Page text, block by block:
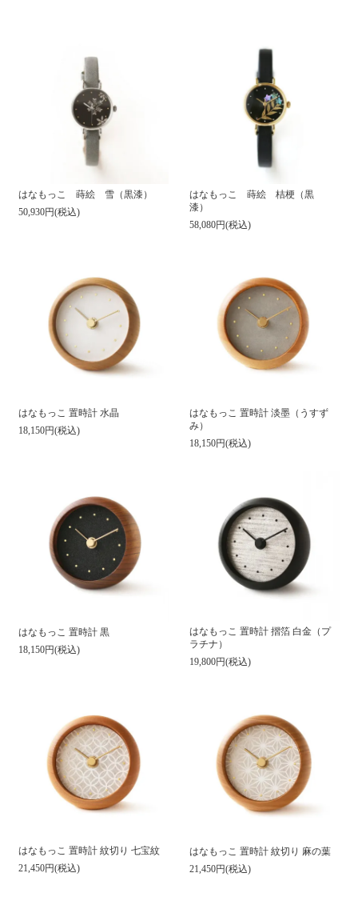
はなもっこ 蒔絵 雪（黒漆）
50,930円(税込)
はなもっこ 蒔絵 桔梗（黒
漆）
58,080円(税込)
はなもっこ 置時計 水晶
18,150円(税込)
はなもっこ 置時計 淡墨（うすず
み）
18,150円(税込)
はなもっこ 置時計 黒
18,150円(税込)
はなもっこ 置時計 摺箔 白金（プ
ラチナ）
19,800円(税込)
はなもっこ 置時計 紋切り 七宝紋
21,450円(税込)
はなもっこ 置時計 紋切り 麻の葉
21,450円(税込)